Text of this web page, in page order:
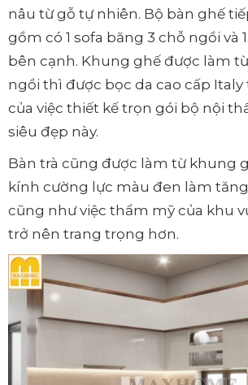
nâu từ gỗ tự nhiên. Bộ bàn ghế
gồm có 1 sofa băng 3 chỗ ngồi và
bên cạnh. Khung ghế được làm
ngồi thì được bọc da cao cấp Italy
của việc thiết kế trọn gói bộ nội
siêu đẹp này.
Bàn trà cũng được làm từ khung
kính cường lực màu đen làm
cũng như việc thẩm mỹ của khu
trở nên trang trọng hơn.